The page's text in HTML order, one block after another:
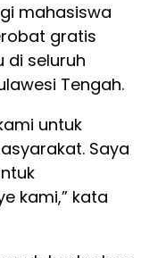
mahasiswa
gratis
di seluruh
Tengah.
untuk
Saya
kami,” kata